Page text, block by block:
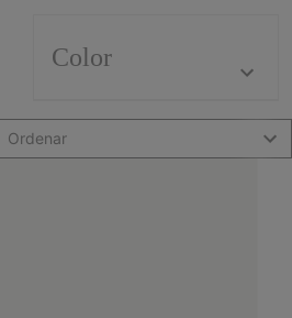
Color
Ordenar